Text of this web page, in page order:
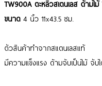
TW900A ตะหลิวสเตนเลส ด้ามไ
ขนาด 4 นิ้ว 11x43.5 ซม.
ตัวสินค้าทำจากสแตนเลสแท้
มีความแข็งแรง ด้ามจับเป็นไม้ จับ